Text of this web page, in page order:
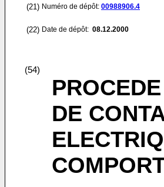
(21) Numéro de dépôt: 00988906.4
(22) Date de dépôt: 08.12.2000
(54)
DE